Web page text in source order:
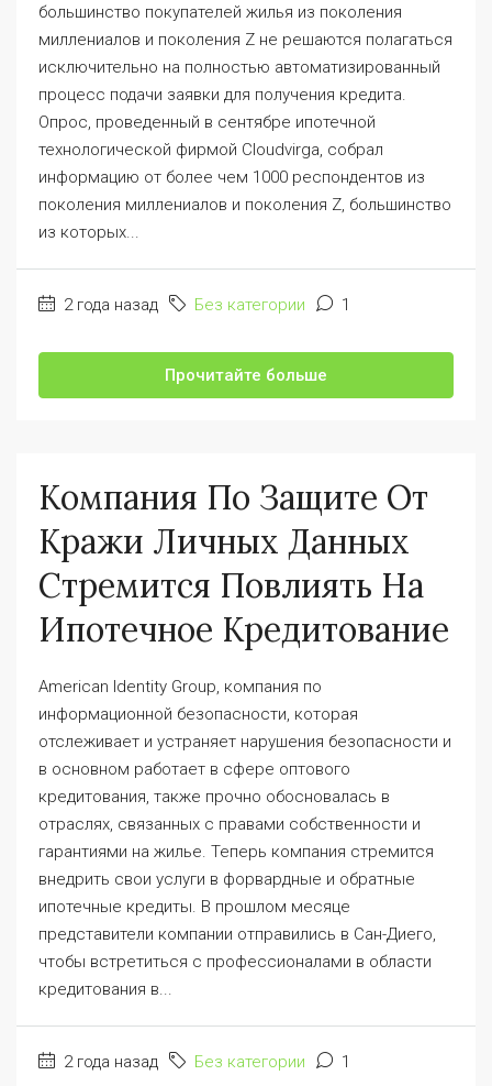
большинство покупателей жилья из поколения
миллениалов и поколения Z не решаются полагаться
исключительно на полностью автоматизированный
процесс подачи заявки для получения кредита.
Опрос, проведенный в сентябре ипотечной
технологической фирмой Cloudvirga, собрал
информацию от более чем 1000 респондентов из
поколения миллениалов и поколения Z, большинство
из которых...
2 года назад Без категории 1
Прочитайте больше
Компания По Защите От
Кражи Личных Данных
Стремится Повлиять На
Ипотечное Кредитование
American Identity Group, компания по
информационной безопасности, которая
отслеживает и устраняет нарушения безопасности и
в основном работает в сфере оптового
кредитования, также прочно обосновалась в
отраслях, связанных с правами собственности и
гарантиями на жилье. Теперь компания стремится
внедрить свои услуги в форвардные и обратные
ипотечные кредиты. В прошлом месяце
представители компании отправились в Сан-Диего,
чтобы встретиться с профессионалами в области
кредитования в...
2 года назад Без категории 1